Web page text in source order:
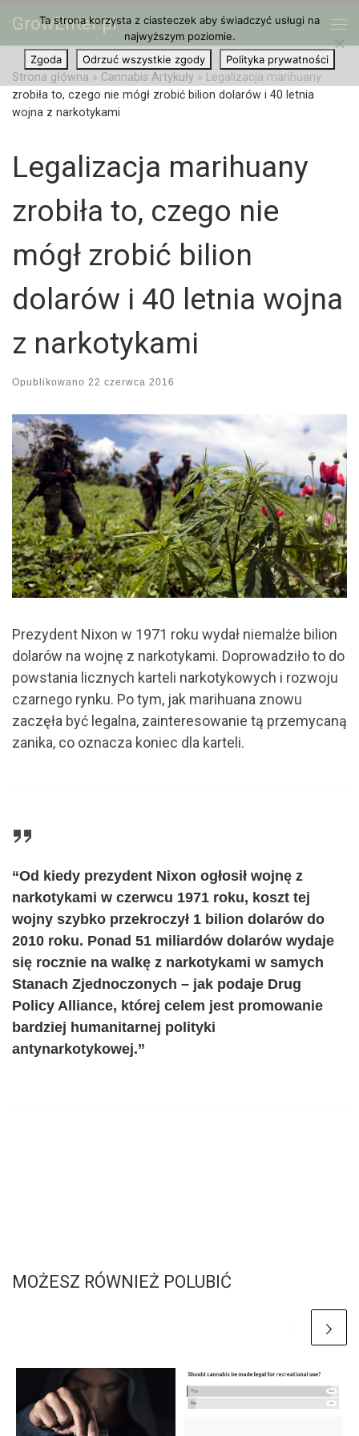
Przejdź do treści
GrowEnter.pl
Strona główna » Cannabis Artykuły »
Legalizacja marihuany
zrobiła to, czego nie mógł zrobić bilion dolarów i 40 letnia
wojna z narkotykami
Legalizacja marihuany
zrobiła to, czego nie
mógł zrobić bilion
dolarów i 40 letnia wojna
z narkotykami
Opublikowano 22 czerwca 2016
Prezydent Nixon w 1971 roku wydał niemalże bilion
dolarów na wojnę z narkotykami. Doprowadziło to do
powstania licznych karteli narkotykowych i rozwoju
czarnego rynku. Po tym, jak marihuana znowu
zaczęła być legalna, zainteresowanie tą przemycaną
zanika, co oznacza koniec dla karteli.
“Od kiedy prezydent Nixon ogłosił wojnę z
narkotykami w czerwcu 1971 roku, koszt tej
wojny szybko przekroczył 1 bilion dolarów do
2010 roku. Ponad 51 miliardów dolarów wydaje
się rocznie na walkę z narkotykami w samych
Stanach Zjednoczonych – jak podaje Drug
Policy Alliance, której celem jest promowanie
bardziej humanitarnej polityki
antynarkotykowej.”
MOŻESZ RÓWNIEŻ POLUBIĆ
Ta strona korzysta z ciasteczek aby świadczyć usługi na
najwyższym poziomie.
Zgoda
Odrzuć wszystkie zgody Polityka prywatności